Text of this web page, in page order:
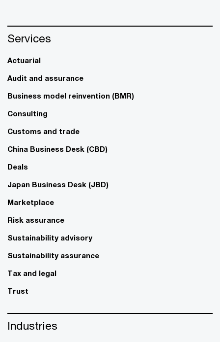
Services
Actuarial
Audit and assurance
Business model reinvention (BMR)
Consulting
Customs and trade
China Business Desk (CBD)
Deals
Japan Business Desk (JBD)
Marketplace
Risk assurance
Sustainability advisory
Sustainability assurance
Tax and legal
Trust
Industries